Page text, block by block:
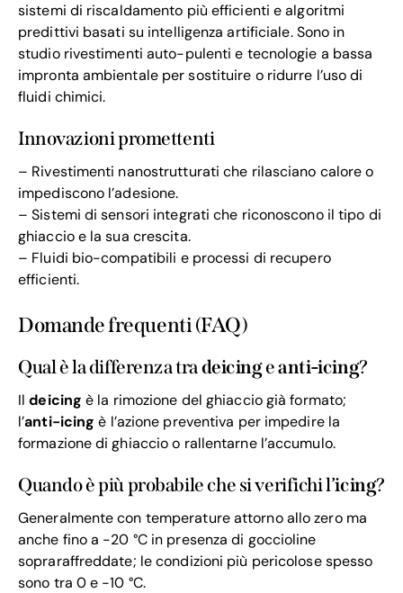
sistemi di riscaldamento più efficienti e algoritmi
predittivi basati su intelligenza artificiale. Sono in
studio rivestimenti auto-pulenti e tecnologie a bassa
impronta ambientale per sostituire o ridurre l’uso di
fluidi chimici.
Innovazioni promettenti
– Rivestimenti nanostrutturati che rilasciano calore o
impediscono l’adesione.
– Sistemi di sensori integrati che riconoscono il tipo di
ghiaccio e la sua crescita.
– Fluidi bio-compatibili e processi di recupero
efficienti.
Domande frequenti (FAQ)
Qual è la differenza tradeicingeanti-icing?
Ildeicing è la rimozione del ghiaccio già formato;
l’anti-icing è l’azione preventiva per impedire la
formazione di ghiaccio o rallentarne l’accumulo.
Quando è più probabile che si verifichi l’icing?
Generalmente con temperature attorno allo zero ma
anche fino a -20 °C in presenza di goccioline
sopraraffreddate; le condizioni più pericolose spesso
sono tra 0 e -10 °C.